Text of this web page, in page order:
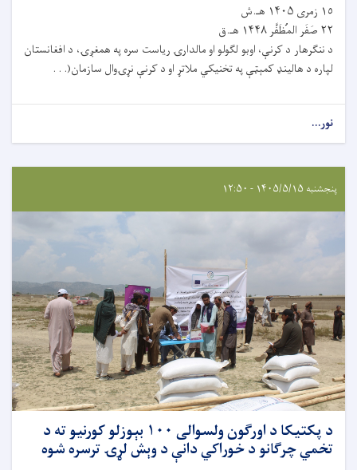
١٥ زمری ۱۴۰۵ هـ.ش
٢٢ صَفَر المُظَفَّر ۱۴۴۸ هـ.ق
د ننګرهار د کرنې، اوبو لګولو او مالدارۍ ریاست سره په همغږۍ، د افغانستان
لپاره د هالینډ کمېټې په تخنیکي ملاتړ او د کرنې نړۍوال سازمان(. . .
نور...
پنجشنبه ۱۴۰۵/۵/۱۵ - ۱۲:۵۰
د پکتیکا د اورګون ولسوالی ۱۰۰ بېوزلو کورنیو ته د
تخمي چرګانو د خوراکي دانې د وېش لړۍ ترسره شوه